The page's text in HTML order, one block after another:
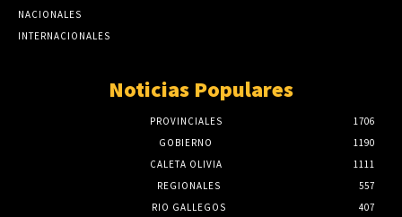
NACIONALES
INTERNACIONALES
Noticias Populares
PROVINCIALES
1706
GOBIERNO
1190
CALETA OLIVIA
1111
REGIONALES
557
RIO GALLEGOS
407